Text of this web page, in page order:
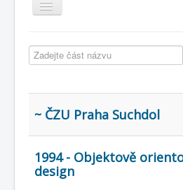
Přepnout
navigaci
Cíle expozice
Současnost SW a IT
KNIHOVNA
Historické počítače
COBOL
Zadejte část názvu
~ ČZU Praha Suchdol
1994 - Objektově
design